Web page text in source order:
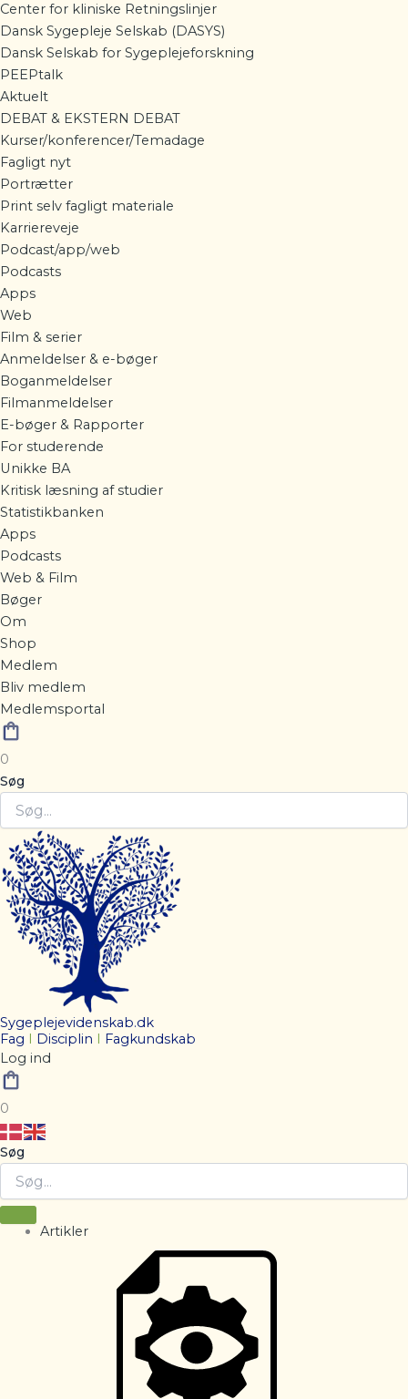
Center for kliniske Retningslinjer
Dansk Sygepleje Selskab (DASYS)
Dansk Selskab for Sygeplejeforskning
PEEPtalk
Aktuelt
DEBAT & EKSTERN DEBAT
Kurser/konferencer/Temadage
Fagligt nyt
Portrætter
Print selv fagligt materiale
Karriereveje
Podcast/app/web
Podcasts
Apps
Web
Film & serier
Anmeldelser & e-bøger
Boganmeldelser
Filmanmeldelser
E-bøger & Rapporter
For studerende
Unikke BA
Kritisk læsning af studier
Statistikbanken
Apps
Podcasts
Web & Film
Bøger
Om
Shop
Medlem
Bliv medlem
Medlemsportal
0
Søg
Sygeplejevidenskab.dk
Fag
Disciplin
Fagkundskab
Log ind
0
Søg
Artikler